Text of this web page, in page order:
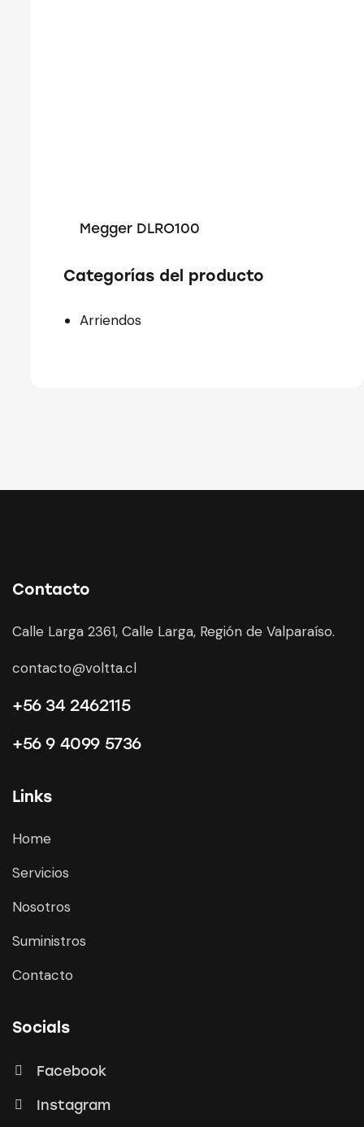
Megger DLRO100
Categorías del producto
Arriendos
Contacto
Calle Larga 2361, Calle Larga, Región de Valparaíso.
contacto@voltta.cl
+56 34 2462115
+56 9 4099 5736
Links
Home
Servicios
Nosotros
Suministros
Contacto
Socials
Facebook
Instagram